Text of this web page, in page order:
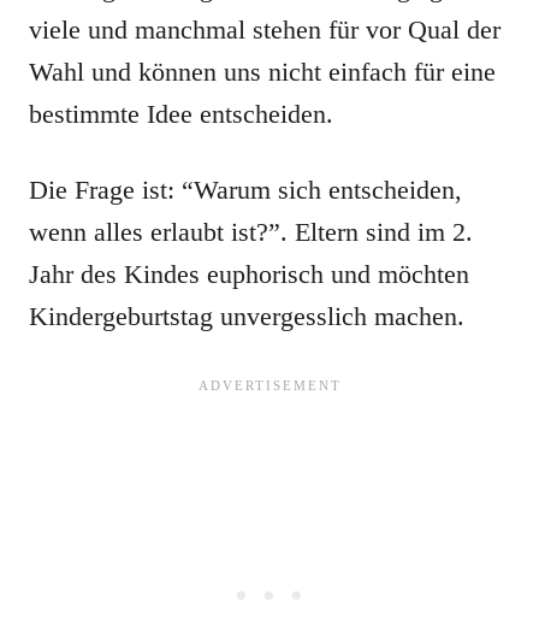
viele und manchmal stehen für vor Qual der
Wahl und können uns nicht einfach für eine
bestimmte Idee entscheiden.
Die Frage ist: “Warum sich entscheiden,
wenn alles erlaubt ist?”. Eltern sind im 2.
Jahr des Kindes euphorisch und möchten
Kindergeburtstag unvergesslich machen.